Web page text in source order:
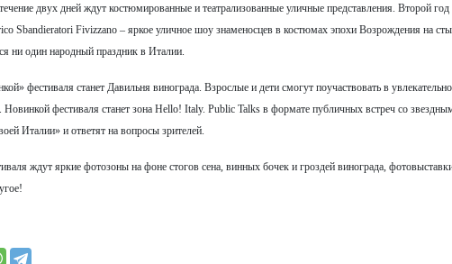
двух дней ждут костюмированные и театрализованные уличные представления. Второй
Sbandieratori Fivizzano – яркое уличное шоу знаменосцев в костюмах эпохи Возрождения на
ни один народный праздник в Италии.
фестиваля станет Давильня винограда. Взрослые и дети смогут поучаствовать в
Новинкой фестиваля станет зона Hello! Italy. Public Talks в формате публичных встреч со
Италии» и ответят на вопросы зрителей.
ждут яркие фотозоны на фоне стогов сена, винных бочек и гроздей винограда,